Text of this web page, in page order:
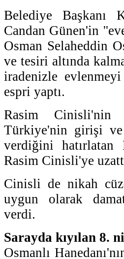
Belediye Başkanı
Candan Günen'in
Osman Selaheddin
ve tesiri altında
iradenizle
espri yaptı.
Rasim Cinisli'nin
Türkiye'nin girişi ve
verdiğini hatırlatan
Rasim Cinisli'ye
Cinisli de nikah
uygun olarak
verdi.
Sarayda kıyılan 8.
Osmanlı